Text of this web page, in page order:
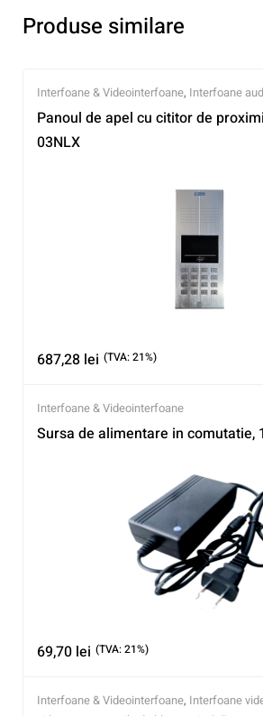
Produse similare
Interfoane & Videointerfoane, Interfoane
Panoul de apel cu cititor de
03NLX
687,28 lei (TVA: 21%)
Interfoane & Videointerfoane
Sursa de alimentare in comutatie,
69,70 lei (TVA: 21%)
Interfoane & Videointerfoane, Interfoane